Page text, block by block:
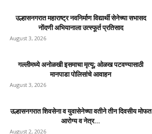
उल्हासनगरात महाराष्ट्र नवनिर्माण विद्यार्थी सेनेच्या सभासद
नोंदणी अभियानाला उत्स्फूर्त प्रतिसाद
August 3, 2026
गल्लीमध्ये अनोळखी इसमाचा मृत्यू; ओळख पटवण्यासाठी
मानपाडा पोलिसांचे आवाहन
August 3, 2026
उल्हासनगरात शिवसेना व युवासेनेच्या वतीने तीन दिवसीय मोफत
आरोग्य व नेत्र...
August 2, 2026